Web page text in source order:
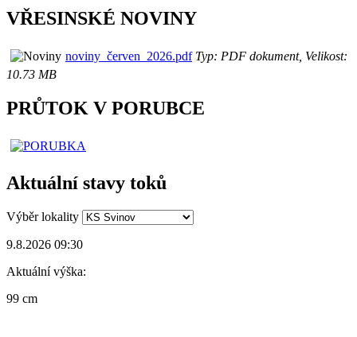
VŘESINSKÉ NOVINY
noviny_červen_2026.pdfTyp: PDF dokument, Velikost:
10.73 MB
PRŮTOK V PORUBCE
Aktuální stavy toků
Výběr lokality
9.8.2026 09:30
Aktuální výška:
99 cm